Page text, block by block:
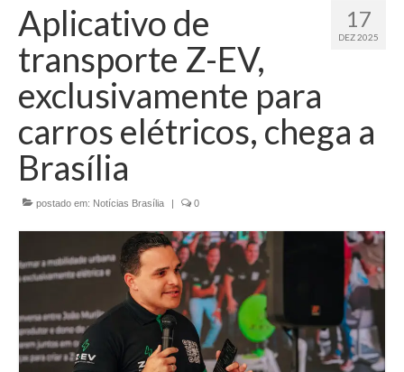
Fernando Fidelis
Café com Fidelis
Notícias Brasília
Contato
Currículo
17
DEZ 2025
Aplicativo de
transporte Z-EV,
exclusivamente para
carros elétricos, chega a
Brasília
postado em: Notícias Brasília | 0